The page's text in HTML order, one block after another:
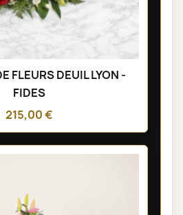
FLEURS DEUIL LYON -
FIDES
215,00 €